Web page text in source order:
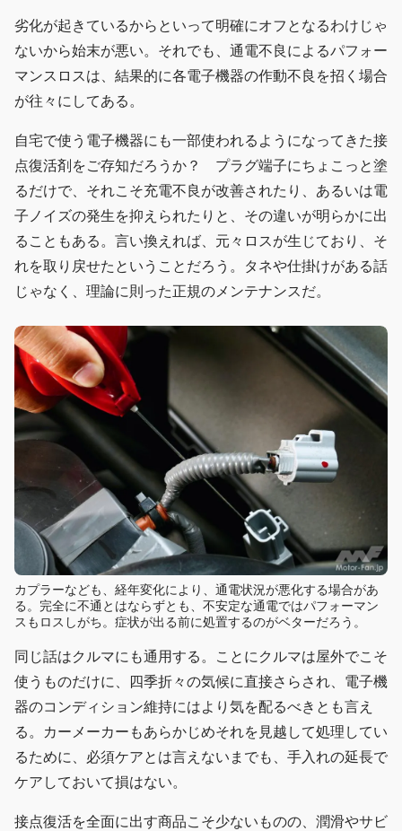
劣化が起きているからといって明確にオフとなるわけじゃ
ないから始末が悪い。それでも、通電不良によるパフォー
マンスロスは、結果的に各電子機器の作動不良を招く場合
が往々にしてある。
自宅で使う電子機器にも一部使われるようになってきた接
点復活剤をご存知だろうか？ プラグ端子にちょこっと塗
るだけで、それこそ充電不良が改善されたり、あるいは電
子ノイズの発生を抑えられたりと、その違いが明らかに出
ることもある。言い換えれば、元々ロスが生じており、そ
れを取り戻せたということだろう。タネや仕掛けがある話
じゃなく、理論に則った正規のメンテナンスだ。
カプラーなども、経年変化により、通電状況が悪化する場合があ
る。完全に不通とはならずとも、不安定な通電ではパフォーマン
スもロスしがち。症状が出る前に処置するのがベターだろう。
同じ話はクルマにも通用する。ことにクルマは屋外でこそ
使うものだけに、四季折々の気候に直接さらされ、電子機
器のコンディション維持にはより気を配るべきとも言え
る。カーメーカーもあらかじめそれを見越して処理してい
るために、必須ケアとは言えないまでも、手入れの延長で
ケアしておいて損はない。
接点復活を全面に出す商品こそ少ないものの、潤滑やサビ